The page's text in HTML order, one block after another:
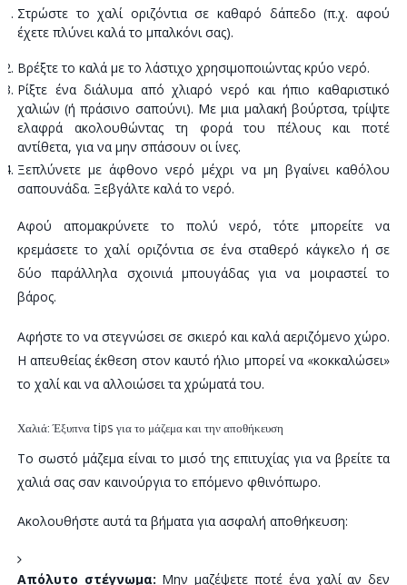
Στρώστε το χαλί οριζόντια σε καθαρό δάπεδο (π.χ. αφού
έχετε πλύνει καλά το μπαλκόνι σας).
Βρέξτε το καλά με το λάστιχο χρησιμοποιώντας κρύο νερό.
Ρίξτε ένα διάλυμα από χλιαρό νερό και ήπιο καθαριστικό
χαλιών (ή πράσινο σαπούνι). Με μια μαλακή βούρτσα, τρίψτε
ελαφρά ακολουθώντας τη φορά του πέλους και ποτέ
αντίθετα, για να μην σπάσουν οι ίνες.
Ξεπλύνετε με άφθονο νερό μέχρι να μη βγαίνει καθόλου
σαπουνάδα. Ξεβγάλτε καλά το νερό.
Αφού απομακρύνετε το πολύ νερό, τότε μπορείτε να
κρεμάσετε το χαλί οριζόντια σε ένα σταθερό κάγκελο ή σε
δύο παράλληλα σχοινιά μπουγάδας για να μοιραστεί το
βάρος.
Αφήστε το να στεγνώσει σε σκιερό και καλά αεριζόμενο χώρο.
Η απευθείας έκθεση στον καυτό ήλιο μπορεί να «κοκκαλώσει»
το χαλί και να αλλοιώσει τα χρώματά του.
Χαλιά: Έξυπνα tips για το μάζεμα και την αποθήκευση
Το σωστό μάζεμα είναι το μισό της επιτυχίας για να βρείτε τα
χαλιά σας σαν καινούργια το επόμενο φθινόπωρο.
Ακολουθήστε αυτά τα βήματα για ασφαλή αποθήκευση:
Απόλυτο στέγνωμα: Μην μαζέψετε ποτέ ένα χαλί αν δεν